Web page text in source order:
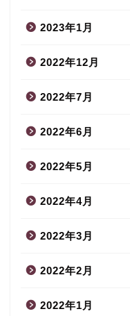
2023年1月
2022年12月
2022年7月
2022年6月
2022年5月
2022年4月
2022年3月
2022年2月
2022年1月